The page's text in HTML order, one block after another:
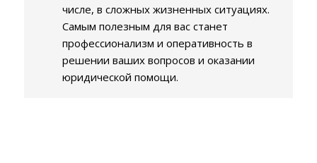
числе, в сложных жизненных ситуациях.
Самым полезным для вас станет
профессионализм и оперативность в
решении ваших вопросов и оказании
юридической помощи.